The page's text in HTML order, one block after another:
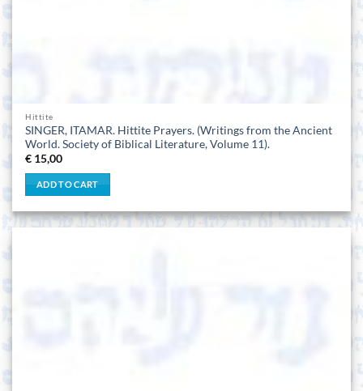
Hittite
SINGER, ITAMAR. Hittite Prayers. (Writings from the Ancient
World. Society of Biblical Literature, Volume 11).
€ 15,00
ADD TO CART